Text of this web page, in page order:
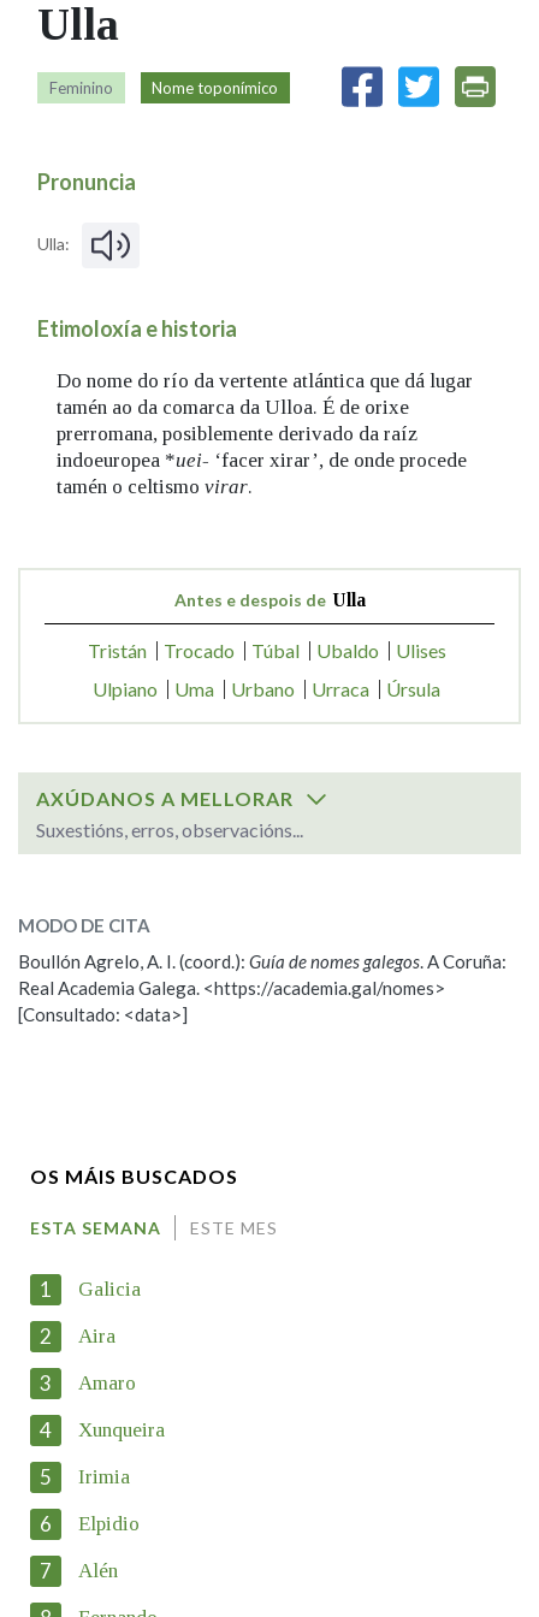
CASA-MUSEO EMILIA PARDO
BAZÁN
HISTORIA
60 ANOS DLG
Facebook
TwitterYoutube
Ulla
Feminino Nome toponímico
Pronuncia
Ulla:
Etimoloxía e historia
Do nome do río da vertente atlántica que dá lugar
tamén ao da comarca da Ulloa. É de orixe
prerromana, posiblemente derivado da raíz
indoeuropea *uei- ‘facer xirar’, de onde procede
tamén o celtismo virar.
Antes e despois de Ulla
Tristán Trocado Túbal Ubaldo
Ulises
Ulpiano
Uma Urbano Urraca Úrsula
AXÚDANOS A MELLORAR
Suxestións, erros, observacións...
Ulla
ESCOLLE UNHA OPCIÓN:
Observación
Enderezo electrónico
Motivación
En cumprimento da normativa vixente en materia de Protección
de Datos de Carácter Persoal, a Real Academia Galega informa
MODO DE CITA
Boullón Agrelo, A. I. (coord.): Guía de nomes galegos. A Coruña:
Real Academia Galega. <https://academia.gal/nomes>
[Consultado: <data>]
OS MÁIS BUSCADOS
ESTA SEMANA ESTE MES
1 Galicia
2 Aira
3 Amaro
4 Xunqueira
5 Irimia
6 Elpidio
7 Alén